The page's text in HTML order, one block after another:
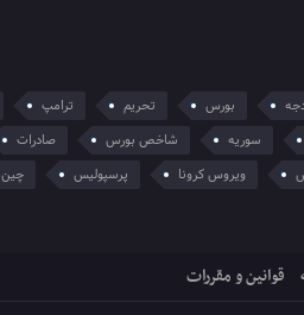
بورس تحریم ترامپ
سوریه شاخص بورس صادرات
ویروس کرونا پرسپولیس چین
قوانین و مقررات